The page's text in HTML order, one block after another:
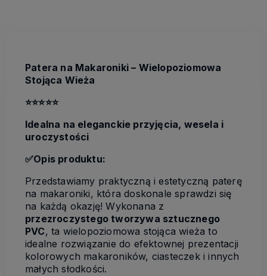
Patera na Makaroniki – Wielopoziomowa
Stojąca Wieża
⭐️⭐️⭐️⭐️⭐️
Idealna na eleganckie przyjęcia, wesela i
uroczystości
✅Opis produktu:
Przedstawiamy praktyczną i estetyczną paterę
na makaroniki, która doskonale sprawdzi się
na każdą okazję! Wykonana z
przezroczystego tworzywa sztucznego
PVC, ta wielopoziomowa stojąca wieża to
idealne rozwiązanie do efektownej prezentacji
kolorowych makaroników, ciasteczek i innych
małych słodkości.